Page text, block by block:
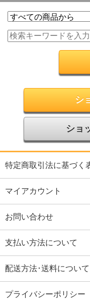
シ
ショ
特定商取引法に基づく
マイアカウント
お問い合わせ
支払い方法について
配送方法･送料について
プライバシーポリシー